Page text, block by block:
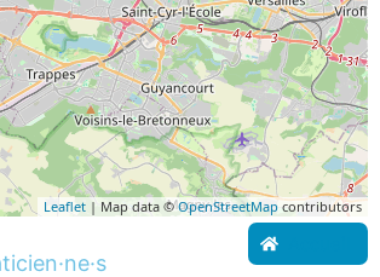
Leaflet | Map data ©OpenStreetMap contributors